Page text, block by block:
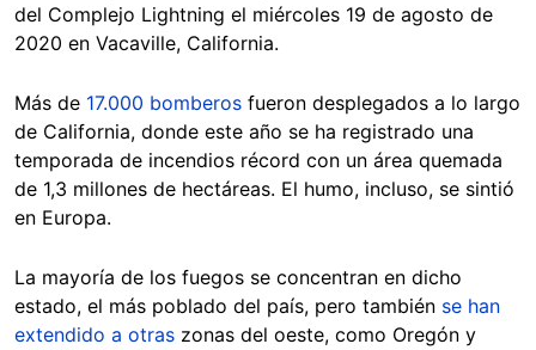
del Complejo Lightning el miércoles 19 de agosto de
2020 en Vacaville, California.
Más de 17.000 bomberos fueron desplegados a lo largo
de California, donde este año se ha registrado una
temporada de incendios récord con un área quemada
de 1,3 millones de hectáreas. El humo, incluso, se sintió
en Europa.
La mayoría de los fuegos se concentran en dicho
estado, el más poblado del país, pero también se han
extendido a otras zonas del oeste, como Oregón y